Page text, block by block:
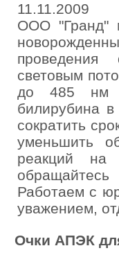
11.11.2009
ООО "Гранд"
проведения
световым
до 485 нм с
билирубина
сократить
уменьшить
реакций на
Работаем с
уважением,
Очки АПЭК